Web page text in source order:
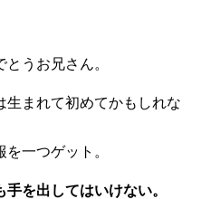
うお兄さん。
生まれて初めてかもしれな
一つゲット。
を出してはいけない。